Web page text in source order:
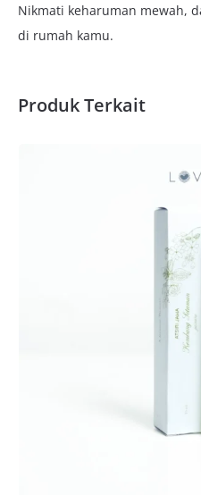
Nikmati keharuman mewah,
di rumah kamu.
Produk Terkait